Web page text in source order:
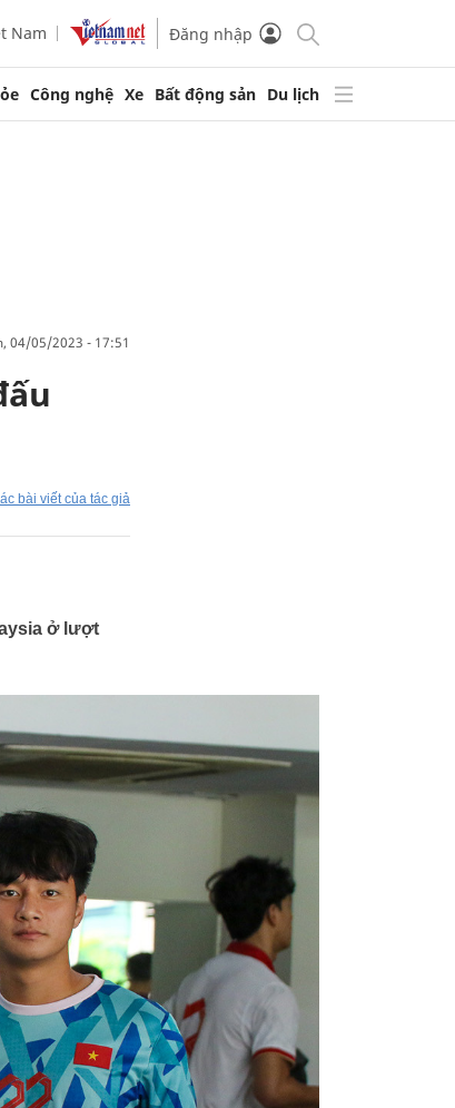
Nam Đăng nhập
Công nghệ Xe Bất động sản Du lịch
04/05/2023 - 17:51
bài viết của tác giả
ở lượt